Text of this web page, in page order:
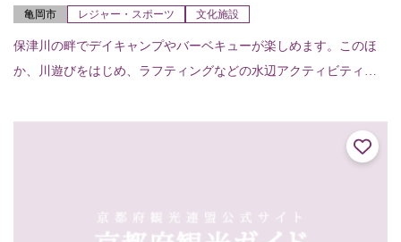
亀岡市 レジャー・スポーツ 文化施設
保津川の畔でデイキャンプやバーベキューが楽しめます。このほ
か、川遊びをはじめ、ラフティングなどの水辺アクティビティ
として活用できます。施...